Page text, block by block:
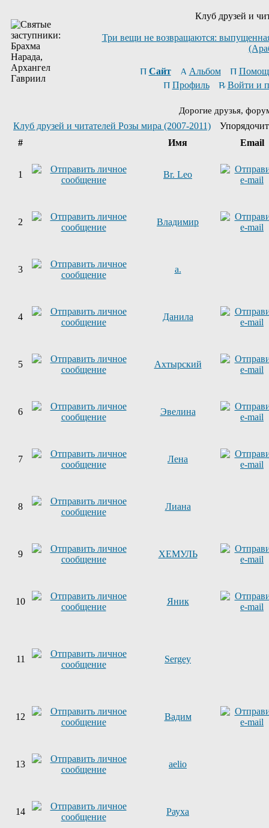
Клуб друзей и
Три вещи не возвращаются:
Сайт Альбом
Профиль
Войти и
Дорогие друзья,
Клуб друзей и читателей Розы мира (2007-2011)
#
Имя Email
1 Br. Leo
2 Владимир
3 a.
4 Данила
5 Ахтырский
6 Эвелина
7 Лена
8 Лиана
9 ХЕМУЛЬ
10 Яник
11 Sergey
12 Вадим
13 aelio
14 Рауха